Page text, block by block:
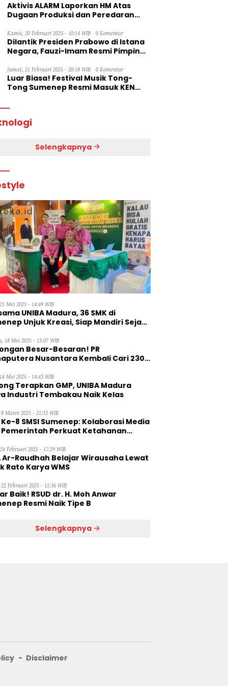
Aktivis ALARM Laporkan HM Atas
Dugaan Produksi dan Peredaran
Kamis, 20 Februari 2025 - 10:14 WIB 0 Komentar
Dilantik Presiden Prabowo di Istana
Negara, Fauzi-Imam Resmi Pimpin
Jumat, 21 Februari 2025 - 20:18 WIB 0 Komentar
Luar Biasa! Festival Musik Tong-
Tong Sumenep Resmi Masuk KEN
Selengkapnya
Mei 2025 - 14:49 WIB
UNIBA Madura, 36 SMK di
Unjuk Kreasi, Siap Mandiri Sejak
18 Mei 2025 - 13:07 WIB
Besar-Besaran! PR
Nusantara Kembali Cari 230
Mei 2025 - 14:43 WIB
Terapkan GMP, UNIBA Madura
Industri Tembakau Naik Kelas
Maret 2025 - 21:33 WIB
Ke-8 SMSI Sumenep: Kolaborasi Media
Pemerintah Perkuat Ketahanan
Februari 2025 - 17:29 WIB
Ar-Raudhah Belajar Wirausaha Lewat
Rato Karya WMS
Februari 2025 - 11:36 WIB
Baik! RSUD dr. H. Moh Anwar
Resmi Naik Tipe B
Selengkapnya
Disclaimer